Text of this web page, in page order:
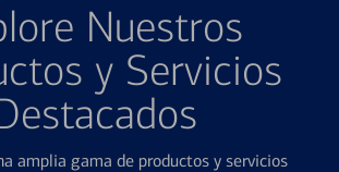
Nuestros
y Servicios
amplia gama de productos y servicios